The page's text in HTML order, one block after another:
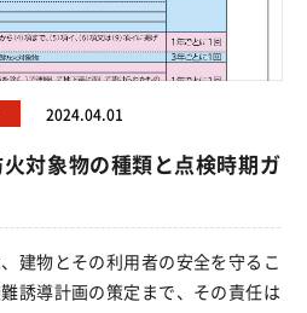
2024.04.01
対象物の種類と点検時期ガ
建物とその利用者の安全を守るこ
誘導計画の策定まで、その責任は